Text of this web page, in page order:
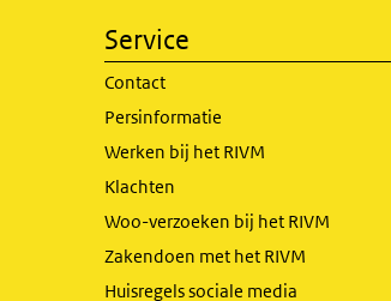
Service
Contact
Persinformatie
Werken bij het RIVM
Klachten
Woo-verzoeken bij het RIVM
Zakendoen met het RIVM
Huisregels sociale media